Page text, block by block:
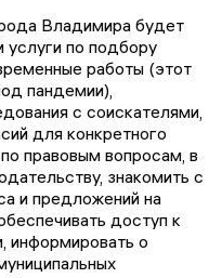
Владимира будет
по подбору
работы (этот
пандемии),
с соискателями,
для конкретного
правовым вопросам, в
знакомить с
и предложений на
доступ к
информировать о